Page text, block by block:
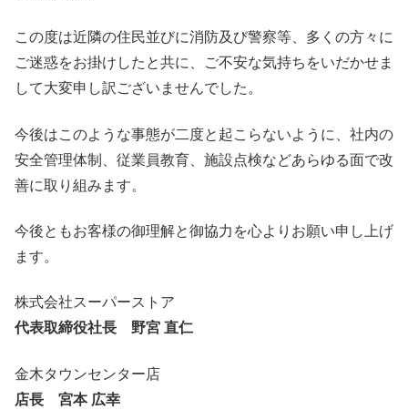
この度は近隣の住民並びに消防及び警察等、多くの方々に
ご迷惑をお掛けしたと共に、ご不安な気持ちをいだかせま
して大変申し訳ございませんでした。
今後はこのような事態が二度と起こらないように、社内の
安全管理体制、従業員教育、施設点検などあらゆる面で改
善に取り組みます。
今後ともお客様の御理解と御協力を心よりお願い申し上げ
ます。
株式会社スーパーストア
代表取締役社長 野宮 直仁
金木タウンセンター店
店長 宮本 広幸